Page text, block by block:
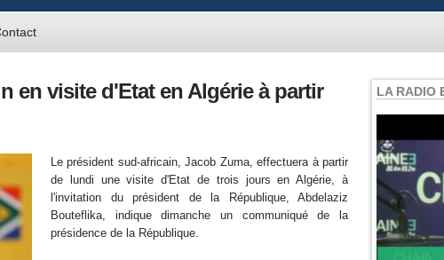
en visite d'Etat en Algérie à partir
Le président sud-africain, Jacob Zuma, effectuera à partir
de lundi une visite d'Etat de trois jours en Algérie, à
l'invitation du président de la République, Abdelaziz
Bouteflika, indique dimanche un communiqué de la
présidence de la République.
LA RADIO